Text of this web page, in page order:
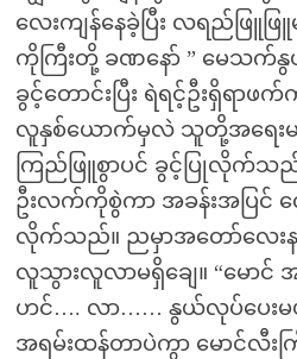
လေးကျန်နေခဲ့ပြီး လရည်ဖြူဖ
ကိုကြီးတို့ ခဏနော် ” မေသ
ခွင့်တောင်းပြီး ရဲရင့်ဦးရှိရ
လူနှစ်ယောက်မှလဲ သူတို့အရေး
ကြည်ဖြူစွာပင် ခွင့်ပြုလိုက်
ဦးလက်ကိုစွဲကာ အခန်းအပြင်
လိုက်သည်။ ညမှာအတော်လေးန
လူသွားလူလာမရှိချေ။ “မောင်
ဟင်…. လာ…… နွယ်လုပ်ပေးမယ်
အရမ်းထန်တာပဲကွာ မောင်လီး